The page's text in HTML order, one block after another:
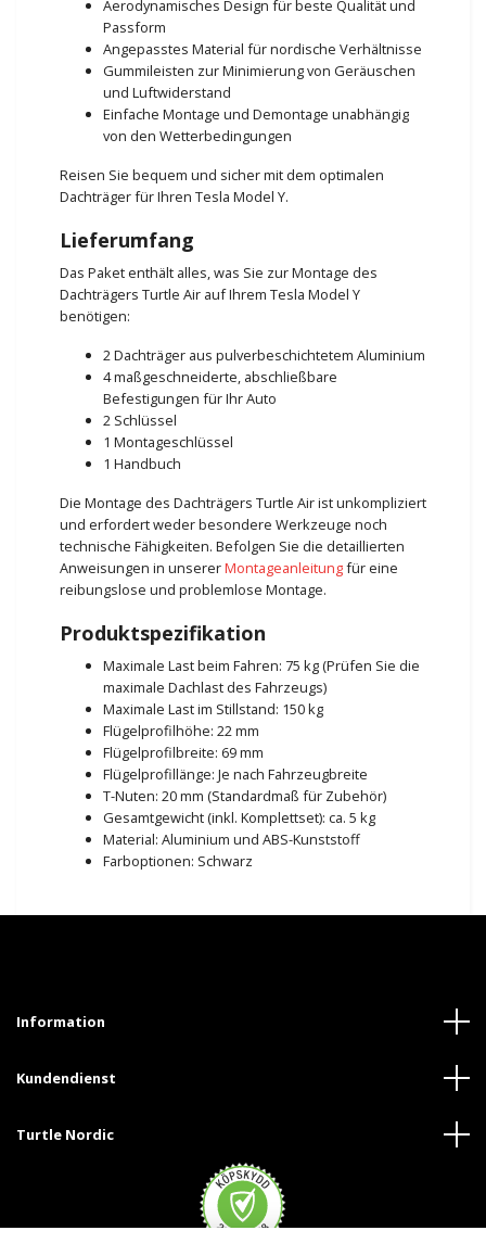
Aerodynamisches Design für beste Qualität und
Passform
Angepasstes Material für nordische Verhältnisse
Gummileisten zur Minimierung von Geräuschen
und Luftwiderstand
Einfache Montage und Demontage unabhängig
von den Wetterbedingungen
Reisen Sie bequem und sicher mit dem optimalen
Dachträger für Ihren Tesla Model Y.
Lieferumfang
Das Paket enthält alles, was Sie zur Montage des
Dachträgers Turtle Air auf Ihrem Tesla Model Y
benötigen:
2 Dachträger aus pulverbeschichtetem Aluminium
4 maßgeschneiderte, abschließbare
Befestigungen für Ihr Auto
2 Schlüssel
1 Montageschlüssel
1 Handbuch
Die Montage des Dachträgers Turtle Air ist unkompliziert
und erfordert weder besondere Werkzeuge noch
technische Fähigkeiten. Befolgen Sie die detaillierten
Anweisungen in unsererMontageanleitungfür eine
reibungslose und problemlose Montage.
Produktspezifikation
Maximale Last beim Fahren: 75 kg (Prüfen Sie die
maximale Dachlast des Fahrzeugs)
Maximale Last im Stillstand: 150kg
Flügelprofilhöhe: 22 mm
Flügelprofilbreite: 69 mm
Flügelprofillänge: Je nach Fahrzeugbreite
T-Nuten: 20 mm (Standardmaß für Zubehör)
Gesamtgewicht (inkl. Komplettset): ca. 5 kg
Material: Aluminium und ABS-Kunststoff
Farboptionen: Schwarz
Information
Kundendienst
Turtle Nordic